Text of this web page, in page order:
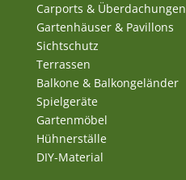
Carports & Überdachungen
Gartenhäuser & Pavillons
Sichtschutz
Terrassen
Balkone & Balkongeländer
Spielgeräte
Gartenmöbel
Hühnerställe
DIY-Material